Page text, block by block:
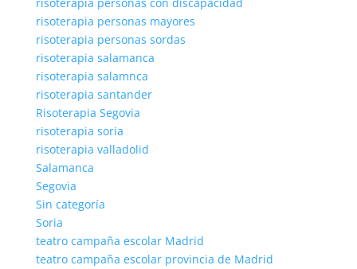
risoterapia personas mayores
risoterapia personas sordas
risoterapia salamanca
risoterapia salamnca
risoterapia santander
Risoterapia Segovia
risoterapia soria
risoterapia valladolid
Salamanca
Segovia
Sin categoría
Soria
teatro campaña escolar Madrid
teatro campaña escolar provincia de Madrid